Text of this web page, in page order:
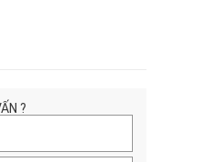
?